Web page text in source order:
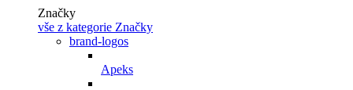
Značky
vše z kategorie Značky
brand-logos
Apeks